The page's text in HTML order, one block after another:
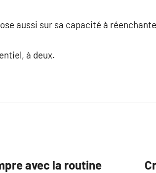
aussi sur sa capacité à
à deux.
avec la routine